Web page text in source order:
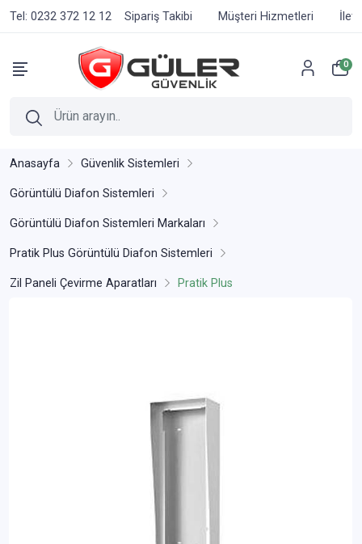
Tel: 0232 372 12 12 Sipariş Takibi Müşteri Hizmetleri
0
Anasayfa Güvenlik Sistemleri
Görüntülü Diafon Sistemleri
Görüntülü Diafon Sistemleri Markaları
Pratik Plus Görüntülü Diafon Sistemleri
Zil Paneli Çevirme Aparatları Pratik Plus